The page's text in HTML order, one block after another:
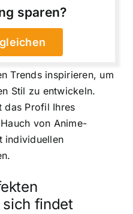
sparen?
Trends inspirieren, um
Stil zu entwickeln.
das Profil Ihres
von Anime-
individuellen
findet